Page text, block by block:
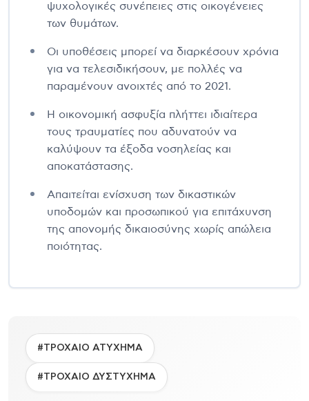
ψυχολογικές συνέπειες στις οικογένειες
των θυμάτων.
Οι υποθέσεις μπορεί να διαρκέσουν χρόνια
για να τελεσιδικήσουν, με πολλές να
παραμένουν ανοιχτές από το 2021.
Η οικονομική ασφυξία πλήττει ιδιαίτερα
τους τραυματίες που αδυνατούν να
καλύψουν τα έξοδα νοσηλείας και
αποκατάστασης.
Απαιτείται ενίσχυση των δικαστικών
υποδομών και προσωπικού για επιτάχυνση
της απονομής δικαιοσύνης χωρίς απώλεια
ποιότητας.
#ΤΡΟΧΑΙΟ ΑΤΥΧΗΜΑ
#ΤΡΟΧΑΙΟ ΔΥΣΤΥΧΗΜΑ